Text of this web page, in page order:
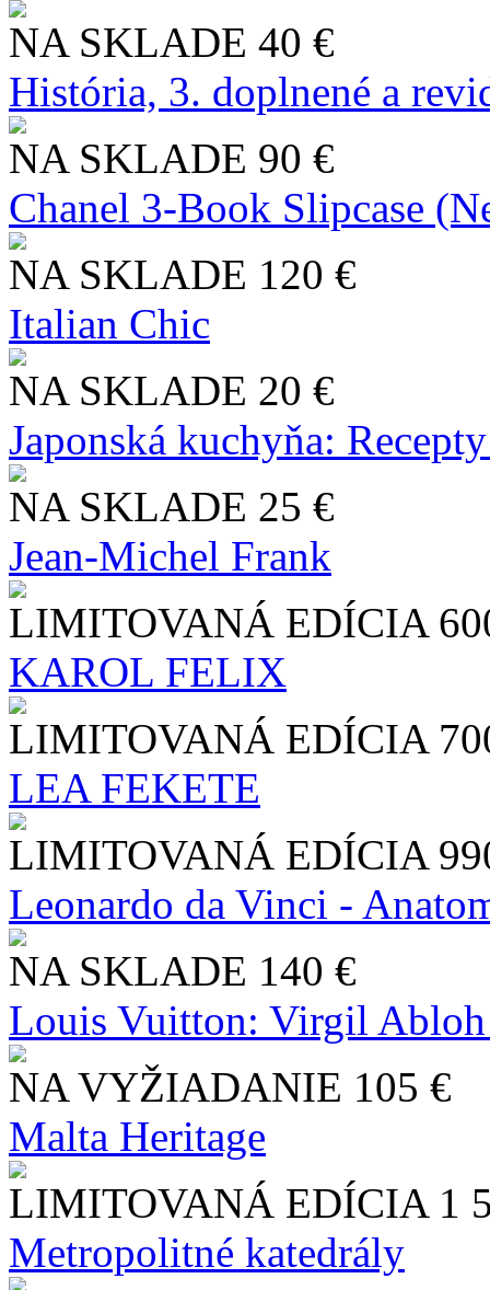
NA SKLADE 40 €
História, 3. doplnené a
NA SKLADE 90 €
Chanel 3-Book Slipcase
NA SKLADE 120 €
Italian Chic
NA SKLADE 20 €
Japonská kuchyňa:
NA SKLADE 25 €
Jean-Michel Frank
LIMITOVANÁ EDÍCIA
KAROL FELIX
LIMITOVANÁ EDÍCIA
LEA FEKETE
LIMITOVANÁ EDÍCIA
Leonardo da Vinci -
NA SKLADE 140 €
Louis Vuitton: Virgil
NA VYŽIADANIE 105 €
Malta Heritage
LIMITOVANÁ EDÍCIA 1
Metropolitné katedrály